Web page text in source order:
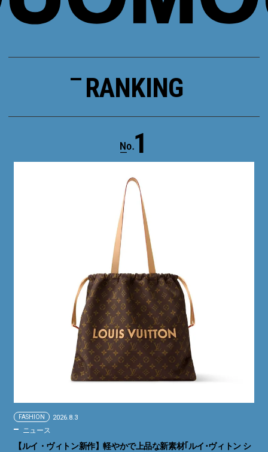
RANKING
1
FASHION 2026.8.3
ニュース
【ルイ・ヴィトン新作】軽やかで上品な新素材｢ルイ･ヴィトン シ